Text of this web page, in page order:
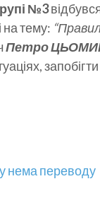
№3
на тему:
Петро
нема переводу